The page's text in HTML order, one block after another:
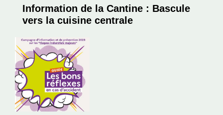
Information de la Cantine : Bascule
vers la cuisine centrale